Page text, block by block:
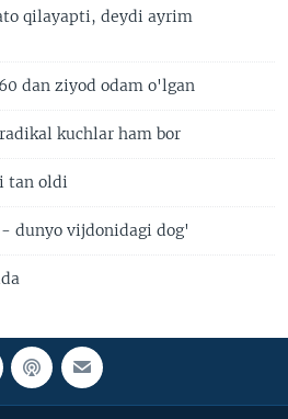
qilayapti, deydi ayrim
dan ziyod odam o'lgan
kuchlar ham bor
tan oldi
dunyo vijdonidagi dog'